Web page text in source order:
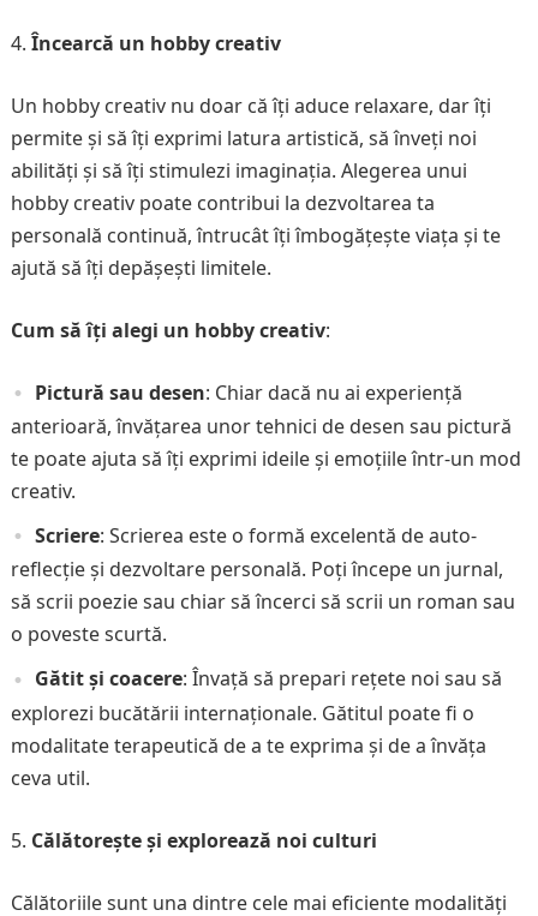
Încearcă un hobby creativ
Un hobby creativ nu doar că îți aduce relaxare, dar îți
permite și să îți exprimi latura artistică, să înveți noi
abilități și să îți stimulezi imaginația. Alegerea unui
hobby creativ poate contribui la dezvoltarea ta
personală continuă, întrucât îți îmbogățește viața și te
ajută să îți depășești limitele.
Cum să îți alegi un hobby creativ:
Pictură sau desen: Chiar dacă nu ai experiență
anterioară, învățarea unor tehnici de desen sau pictură
te poate ajuta să îți exprimi ideile și emoțiile într-un mod
creativ.
Scriere: Scrierea este o formă excelentă de auto-
reflecție și dezvoltare personală. Poți începe un jurnal,
să scrii poezie sau chiar să încerci să scrii un roman sau
o poveste scurtă.
Gătit și coacere: Învață să prepari rețete noi sau să
explorezi bucătării internaționale. Gătitul poate fi o
modalitate terapeutică de a te exprima și de a învăța
ceva util.
Călătorește și explorează noi culturi
Călătoriile sunt una dintre cele mai eficiente modalități